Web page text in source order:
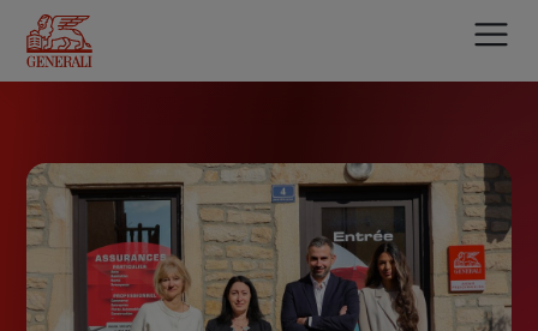
contenu
principal